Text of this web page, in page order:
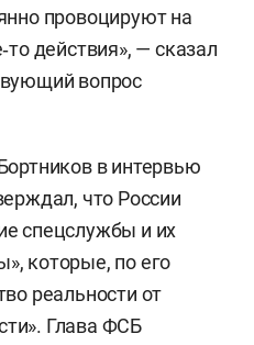
провоцируют на
действия», — сказал
вопрос
в интервью
что России
спецслужбы и их
которые, по его
реальности от
Глава ФСБ